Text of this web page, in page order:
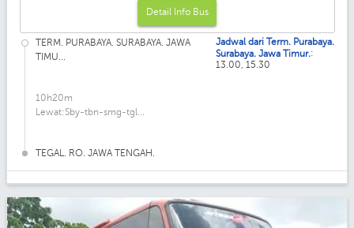
Detail Info Bus
TERM. PURABAYA. SURABAYA. JAWA
TIMU...
10h20m
Lewat:Sby-tbn-smg-tgl...
TEGAL. RO. JAWA TENGAH.
Jadwal dari Term. Purabaya.
Surabaya. Jawa Timur.:
13.00, 15.30